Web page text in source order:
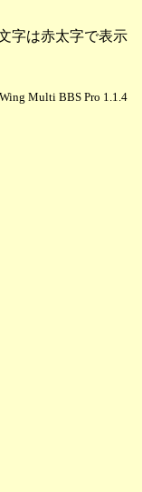
字は赤太字で表示
Wing Multi BBS Pro 1.1.4